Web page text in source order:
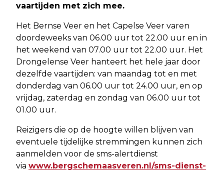
vaartijden met zich mee.
Het Bernse Veer en het Capelse Veer varen
doordeweeks van 06.00 uur tot 22.00 uur en in
het weekend van 07.00 uur tot 22.00 uur. Het
Drongelense Veer hanteert het hele jaar door
dezelfde vaartijden: van maandag tot en met
donderdag van 06.00 uur tot 24.00 uur, en op
vrijdag, zaterdag en zondag van 06.00 uur tot
01.00 uur.
Reizigers die op de hoogte willen blijven van
eventuele tijdelijke stremmingen kunnen zich
aanmelden voor de sms-alertdienst
via www.bergschemaasveren.nl/sms-dienst-